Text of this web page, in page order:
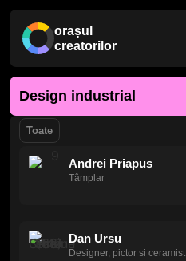
orașul
creatorilor
Design industrial
Toate
Andrei Priapus
Tâmplar
Dan Ursu
Designer, pictor si ceramist